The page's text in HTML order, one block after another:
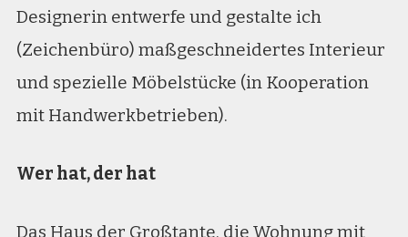
Designerin entwerfe und gestalte ich
(Zeichenbüro) maßgeschneidertes Interieur
und spezielle Möbelstücke (in Kooperation
mit Handwerkbetrieben).
Wer hat, der hat
Das Haus der Großtante, die Wohnung mit